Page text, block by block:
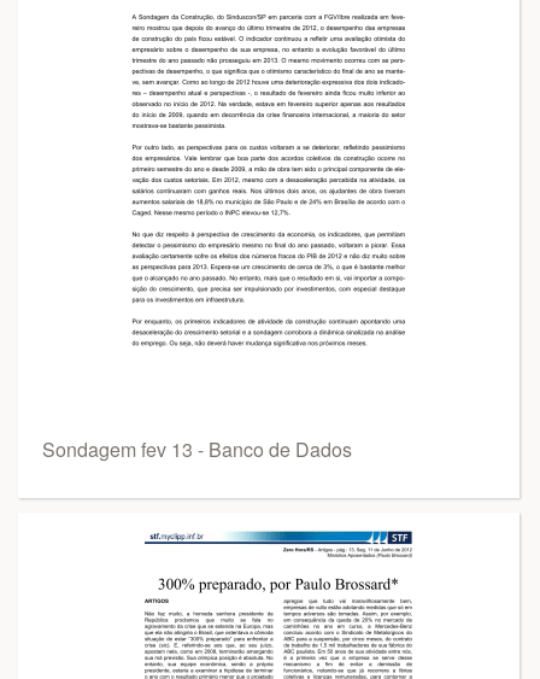
Sondagem fev 13 - Banco de Dados